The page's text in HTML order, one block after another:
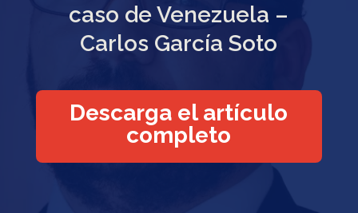
caso de Venezuela –
Carlos García Soto
Descarga el artículo
completo